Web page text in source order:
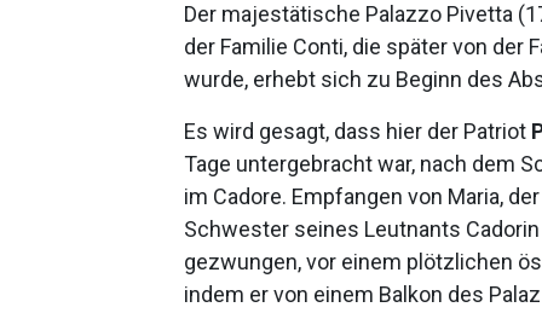
Der majestätische Palazzo Pivetta
der Familie Conti, die später von der
wurde, erhebt sich zu Beginn des
Es wird gesagt, dass hier der Patriot
Tage untergebracht war, nach dem
im Cadore. Empfangen von Maria,
Schwester seines Leutnants
gezwungen, vor einem plötzlichen
indem er von einem Balkon des